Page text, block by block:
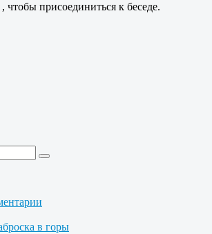
, чтобы присоединиться к беседе.
в горы